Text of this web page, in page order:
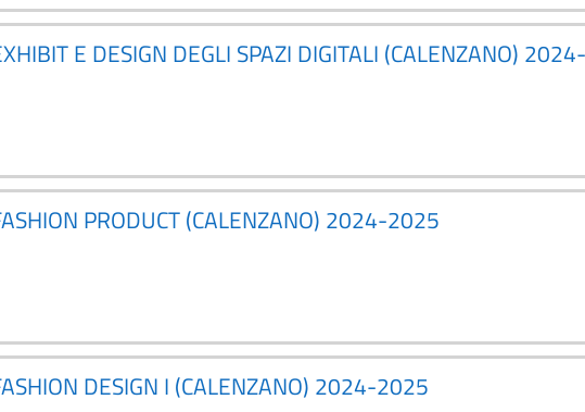
E DESIGN DEGLI SPAZI DIGITALI (CALENZANO)
PRODUCT (CALENZANO) 2024-2025
DESIGN I (CALENZANO) 2024-2025